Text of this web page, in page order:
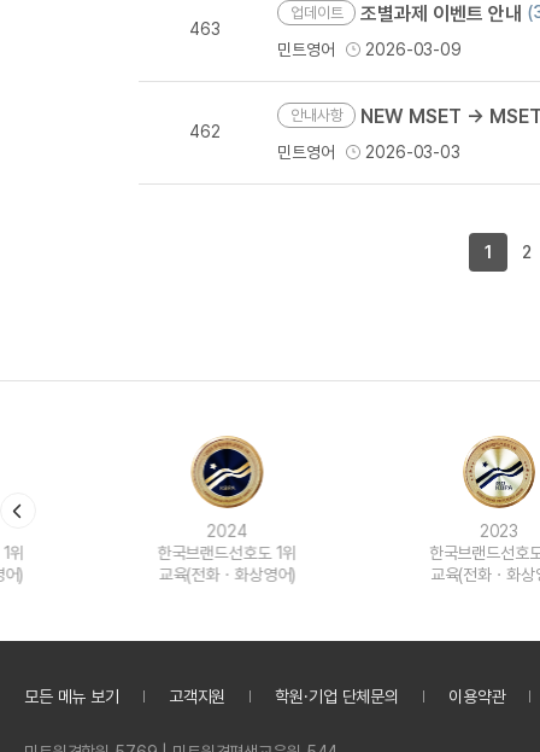
463
업데이트 조별과제 이벤트 안내
민트영어
2026-03-09
462
안내사항 NEW MSET → MSET
민트영어 2026-03-03
1 2
한국브랜드선호도 1위
교육(전화ㆍ화상영어)
한국브랜드선호도 1위
교육(전화ㆍ화상영어)
모든 메뉴 보기 고객지원 학원·기업 단체문의 이용약관